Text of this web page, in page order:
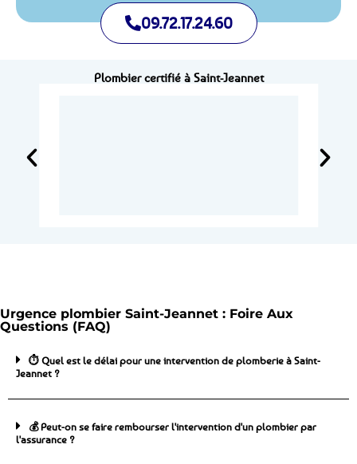
09.72.17.24.60
Plombier certifié à Saint-Jeannet
Urgence plombier Saint-Jeannet : Foire Aux
Questions (FAQ)
⏱️ Quel est le délai pour une intervention de plomberie à Saint-
Jeannet ?
💰 Peut-on se faire rembourser l'intervention d'un plombier par
l'assurance ?